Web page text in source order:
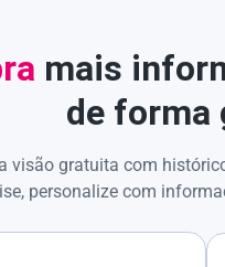
mais
de forma
visão gratuita com
personalize com